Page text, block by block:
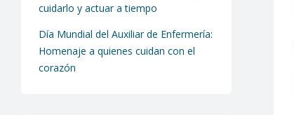
cuidarlo y actuar a tiempo
Día Mundial del Auxiliar de Enfermería:
Homenaje a quienes cuidan con el
corazón